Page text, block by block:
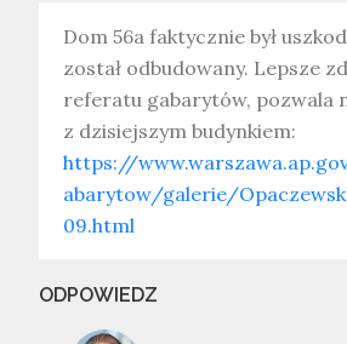
Dom 56a faktycznie był
został odbudowany. Lepsze
referatu gabarytów, pozwala
z dzisiejszym budynkiem:
https://
abarytow/galerie/
09.html
ODPOWIEDZ